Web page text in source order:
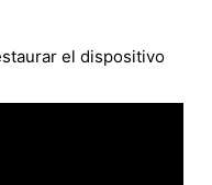
el dispositivo